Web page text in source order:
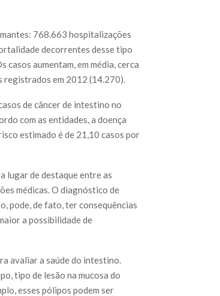
768.663 hospitalizações
decorrentes desse tipo
aumentam, em média, cerca
registrados em 2012 (14.270).
de câncer de intestino no
com as entidades, a doença
estimado é de 21,10 casos por
lugar de destaque entre as
médicas. O diagnóstico de
pode, de fato, ter consequências
a possibilidade de
avaliar a saúde do intestino.
tipo de lesão na mucosa do
esses pólipos podem ser